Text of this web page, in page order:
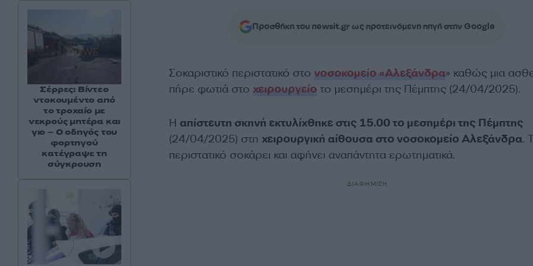
Προσθήκη του newsit.gr ως προτεινόμενη πηγή στην Google
Σοκαριστικό περιστατικό στο νοσοκομείο «Αλεξάνδρα» καθώς μια
πήρε φωτιά στο χειρουργείο το μεσημέρι της Πέμπτης (24/04/2025).
Η απίστευτη σκηνή εκτυλίχθηκε στις 15.00 το μεσημέρι της Πέμπτης
(24/04/2025) στη χειρουργική αίθουσα στο νοσοκομείο Αλεξάνδρα.
περιστατικό σοκάρει και αφήνει αναπάντητα ερωτηματικά.
ΔΙΑΦΗΜΙΣΗ
Σέρρες: Βίντεο
ντοκουμέντο από
το τροχαίο με
νεκρούς μητέρα και
γιο – Ο οδηγός του
φορτηγού
κατέγραψε τη
σύγκρουση